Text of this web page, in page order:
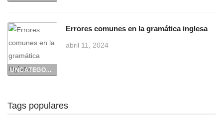
UNCATEGORIZED
Errores comunes en la gramática inglesa
abril 11, 2024
Tags populares